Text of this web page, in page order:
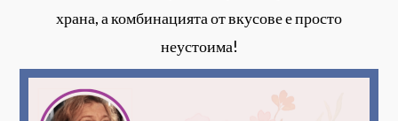
храна, а комбинацията от вкусове е просто
неустоима!